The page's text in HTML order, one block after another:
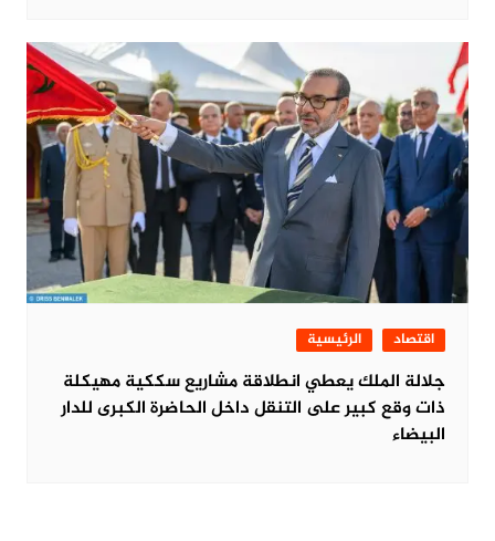
اقتصاد الرئيسية
جلالة الملك يعطي انطلاقة مشاريع سككية مهيكلة
ذات وقع كبير على التنقل داخل الحاضرة الكبرى للدار
البيضاء